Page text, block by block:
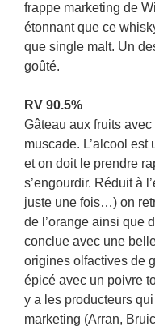
frappe marketing de
étonnant que ce
que single malt. Un
goûté.
RV 90.5%
Gâteau aux fruits
muscade. L’alcool est
et on doit le prendre
s’engourdir. Réduit à
juste une fois…) on
de l’orange ainsi que
conclue avec une
origines olfactives de
épicé avec un poivre
y a les producteurs
marketing (Arran,